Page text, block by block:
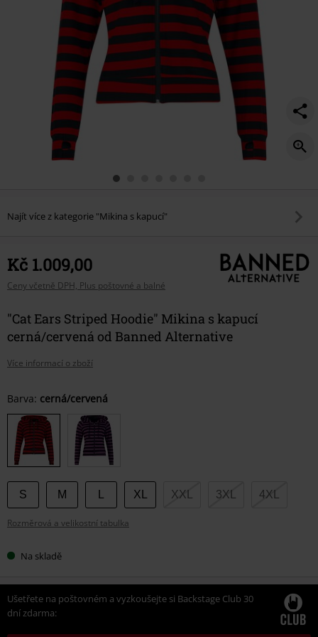
Najít více z kategorie "Mikina s kapucí"
Kč 1.009,00
Ceny včetně DPH, Plus poštovné a balné
"Cat Ears Striped Hoodie" Mikina s kapucí
cerná/cervená od Banned Alternative
Více informací o zboží
Vyberte
si
velikost
Barva: cerná/cervená
S M XL XXL 3XL 4XL
Rozměrová a velikostní tabulka
Na skladě
Ušetřete na poštovném a vyzkoušejte si Backstage Club 30
dní zdarma: